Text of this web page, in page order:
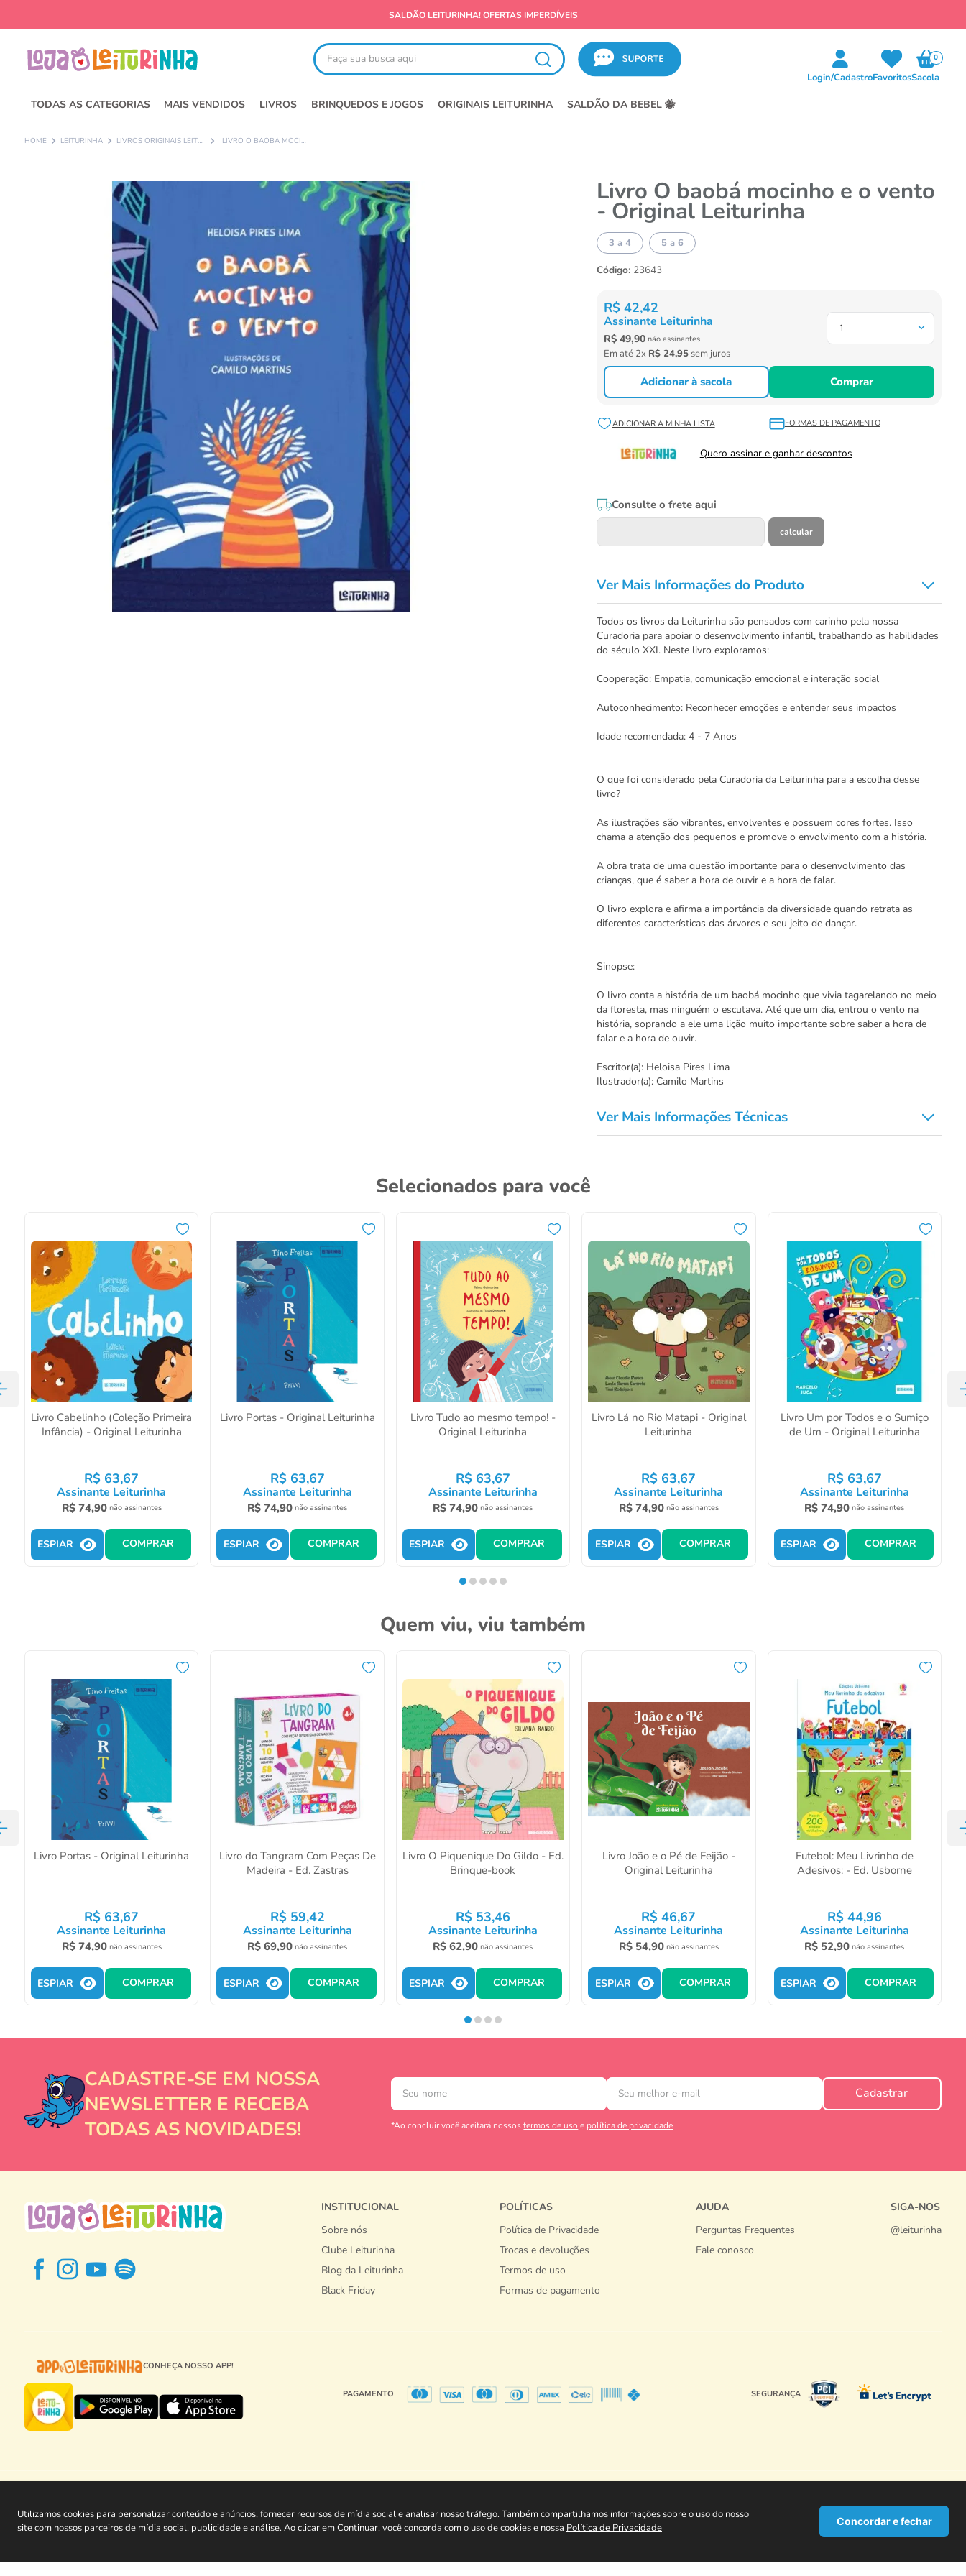
SALDÃO LEITURINHA! OFERTAS IMPERDÍVEIS
Faça sua busca aqui
Login/CadastroFavoritos
0
Sacola
TODAS AS CATEGORIAS MAIS VENDIDOS LIVROS BRINQUEDOS E JOGOS ORIGINAIS LEITURINHA SALDÃO DA BEBEL 🐝
Utilizamos cookies para personalizar conteúdo e anúncios, fornecer recursos de mídia social e analisar nosso tráfego. Também compartilhamos informações sobre o uso do nosso
site com nossos parceiros de mídia social, publicidade e análise. Ao clicar em Continuar, você concorda com o uso de cookies e nossa Política de Privacidade
Concordar e fechar
ATENDIMENTO
LEITURINHA LIVROS ORIGINAIS LEITURINHA LIVRO O BAOBÁ MOCINHO E O VENTO - ORIGINAL LEITURINHA
Livro O baobá mocinho e o vento
- Original Leiturinha
3 a 4 5 a 6
Código: 23643
R$ 42,42
Assinante Leiturinha
R$ 49,90 não assinantes
Em até 2x R$ 24,95sem juros
1
Adicionar à sacola Comprar
FORMAS DE PAGAMENTO
Quero assinar e ganhar descontos
Consulte o frete aqui
Ver Mais Informações do Produto
Todos os livros da Leiturinha são pensados com carinho pela nossa
Curadoria para apoiar o desenvolvimento infantil, trabalhando as habilidades
do século XXI. Neste livro exploramos:
Cooperação: Empatia, comunicação emocional e interação social
Autoconhecimento: Reconhecer emoções e entender seus impactos
Idade recomendada: 4 - 7 Anos
O que foi considerado pela Curadoria da Leiturinha para a escolha desse
livro?
As ilustrações são vibrantes, envolventes e possuem cores fortes. Isso
chama a atenção dos pequenos e promove o envolvimento com a história.
A obra trata de uma questão importante para o desenvolvimento das
crianças, que é saber a hora de ouvir e a hora de falar.
O livro explora e afirma a importância da diversidade quando retrata as
diferentes características das árvores e seu jeito de dançar.
Sinopse:
O livro conta a história de um baobá mocinho que vivia tagarelando no meio
da floresta, mas ninguém o escutava. Até que um dia, entrou o vento na
história, soprando a ele uma lição muito importante sobre saber a hora de
falar e a hora de ouvir.
Escritor(a): Heloisa Pires Lima
Ilustrador(a): Camilo Martins
Ver Mais Informações Técnicas
Selecionados para você
Livro Cabelinho (Coleção Primeira
Infância) - Original Leiturinha
R$ 63,67
Assinante Leiturinha
R$ 74,90 não assinantes
ESPIAR COMPRAR
Livro Portas - Original Leiturinha
R$ 63,67
Assinante Leiturinha
R$ 74,90 não assinantes
ESPIAR COMPRAR
Livro Tudo ao mesmo tempo! -
Original Leiturinha
R$ 63,67
Assinante Leiturinha
R$ 74,90 não assinantes
ESPIAR COMPRAR
Livro Lá no Rio Matapi - Original
Leiturinha
R$ 63,67
Assinante Leiturinha
R$ 74,90 não assinantes
ESPIAR COMPRAR
Livro Um por Todos e o Sumiço
de Um - Original Leiturinha
R$ 63,67
Assinante Leiturinha
R$ 74,90 não assinantes
ESPIAR COMPRAR
Quem viu, viu também
Livro Portas - Original Leiturinha
R$ 63,67
Assinante Leiturinha
R$ 74,90 não assinantes
ESPIAR COMPRAR
Livro do Tangram Com Peças De
Madeira - Ed. Zastras
R$ 59,42
Assinante Leiturinha
R$ 69,90 não assinantes
ESPIAR COMPRAR
Livro O Piquenique Do Gildo - Ed.
Brinque-book
R$ 53,46
Assinante Leiturinha
R$ 62,90 não assinantes
ESPIAR COMPRAR
Livro João e o Pé de Feijão -
Original Leiturinha
R$ 46,67
Assinante Leiturinha
R$ 54,90 não assinantes
ESPIAR COMPRAR
Futebol: Meu Livrinho de
Adesivos: - Ed. Usborne
R$ 44,96
Assinante Leiturinha
R$ 52,90 não assinantes
ESPIAR COMPRAR
CADASTRE-SE EM NOSSA
NEWSLETTER E RECEBA
TODAS AS NOVIDADES!
Cadastrar
*Ao concluir você aceitará nossostermos de uso e política de privacidade
INSTITUCIONAL
Sobre nós
Clube Leiturinha
Blog da Leiturinha
Black Friday
POLÍTICAS
Política de Privacidade
Trocas e devoluções
Termos de uso
Formas de pagamento
AJUDA
Perguntas Frequentes
Fale conosco
SIGA-NOS
@leiturinha
CONHEÇA NOSSO APP!
PAGAMENTO SEGURANÇA
CNPJ 23.909.174/0001-77 - Av. João Pinheiro, 583 -Campo da Mogiana - Poços de Caldas - MG - 37701-880, Brasil